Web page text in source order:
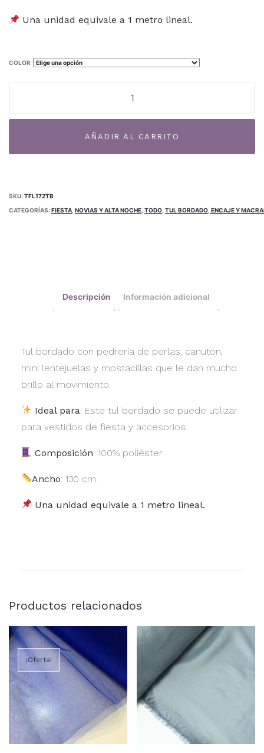
Una unidad equivale a 1 metro lineal.
COLOR
TB-
AÑADIR AL CARRITO
SKU:TFL172TB
CATEGORÍAS:FIESTA NOVIAS Y ALTA NOCHE TODO TUL BORDADO, ENCAJE Y
Descripción Información adicional
Tul bordado con pedrería de perlas, canutón,
mini lentejuelas y mostacillas que le dan mucho
brillo al movimiento.
Ideal para: Este tul bordado se puede utilizar
para vestidos de fiesta y accesorios.
Composición: 100% poliéster
Ancho: 130 cm.
Una unidad equivale a 1 metro lineal.
Productos relacionados
¡Oferta!